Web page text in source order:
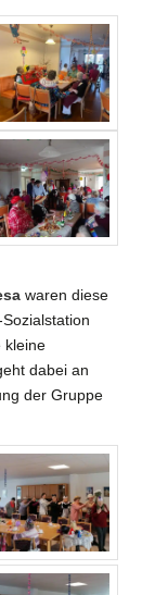
waren diese
kleine
dabei an
der Gruppe